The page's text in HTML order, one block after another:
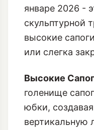
январе 2026 -
скульптурной
высокие
или слегка
Высокие
голенище
юбки,
вертикальную